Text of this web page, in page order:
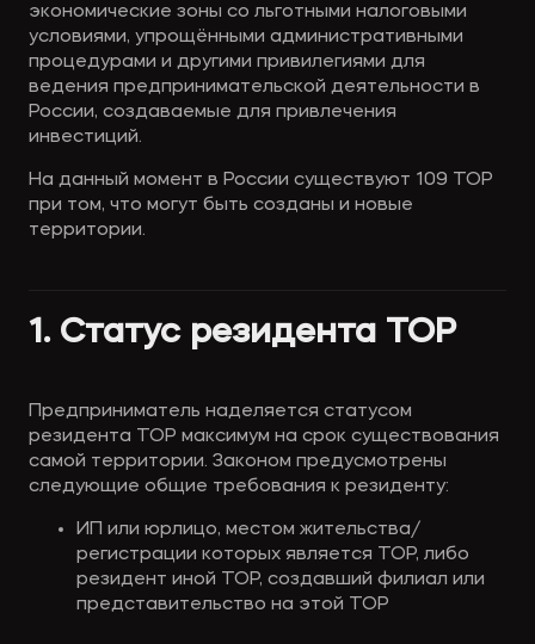
экономические зоны со льготными налоговыми
условиями, упрощёнными административными
процедурами и другими привилегиями для
ведения предпринимательской деятельности в
России, создаваемые для привлечения
инвестиций.
На данный момент в России существуют 109 ТОР
при том, что могут быть созданы и новые
территории.
1. Статус резидента ТОР
Предприниматель наделяется статусом
резидента ТОР максимум на срок существования
самой территории. Законом предусмотрены
следующие общие требования к резиденту:
ИП или юрлицо, местом жительства/
регистрации которых является ТОР, либо
резидент иной ТОР, создавший филиал или
представительство на этой ТОР